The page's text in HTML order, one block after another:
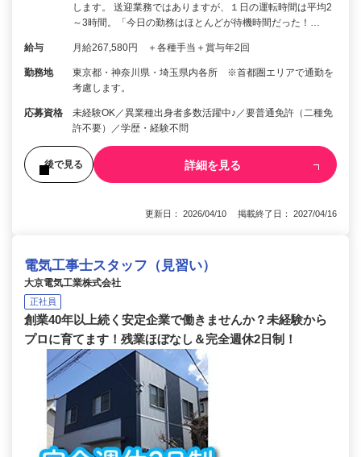
します。 送迎業務ではありますが、１日の運転時間は平均2
～3時間。「今日の勤務はほとんどが待機時間だった！…
給与 月給267,580円 ＋各種手当＋賞与年2回
勤務地
東京都・神奈川県・埼玉県内各所 ※首都圏エリアで通勤を
考慮します。
応募資格
未経験OK／異業種出身者多数活躍中♪／要普通免許（二種免
許不要）／学歴・経験不問
後で見る 詳細を見る
更新日： 2026/04/10 掲載終了日： 2027/04/16
電気工事士スタッフ（見習い）
大京電気工業株式会社
正社員
創業40年以上続く安定企業で働きませんか？未経験から
プロに育てます！残業ほぼなし＆完全週休2日制！